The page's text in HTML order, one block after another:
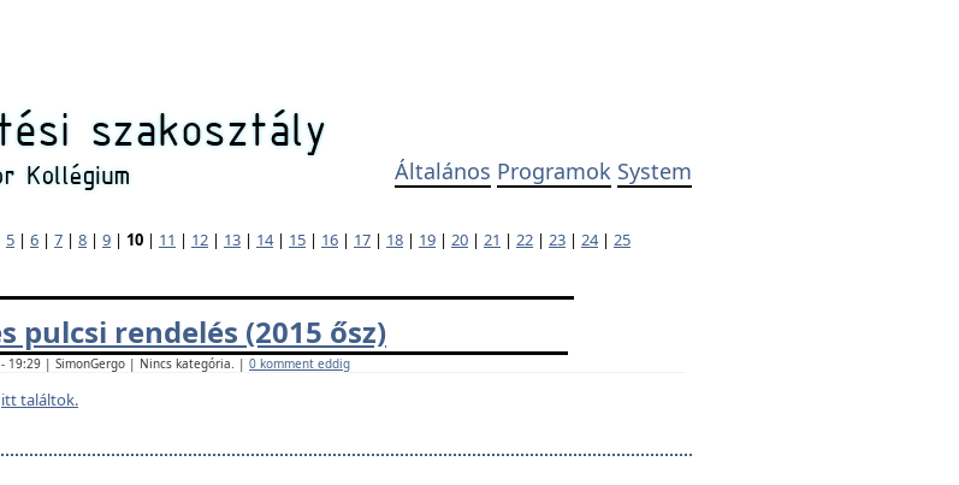
Általános Programok System
5 | 6 | 7 | 8 | 9 | 10 | 11 | 12 | 13 | 14| 15 | 16 | 17 | 18 | 19 | 20 | 21 | 22 | 23 | 24| 25
pulcsi rendelés (2015 ősz)
19:29 | SimonGergo | Nincs kategória. | 0 komment eddig
itt találtok.